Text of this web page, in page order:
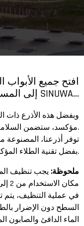
افتح جميع
إلى المستقبل، مع SINUWA…
وبفضل هذه الأذرع ذات
مؤكسد، ستضمن السلامة البصرية للديكور الداخلي الخاص بك.
توفر أذرعنا، المصنوعة
بفضل تقنية الطلاء المؤكسد.
ملحوظة: يجب تنظيف
في عملية التنظيف،
السطح دون الإضرار
الماء الدافئ والصابون